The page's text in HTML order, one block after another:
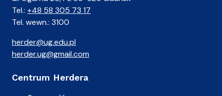
Tel.: +48 58 305 73 17
Tel. wewn.: 3100
herder@ug.edu.pl
herder.ug@gmail.com
Centrum Herdera